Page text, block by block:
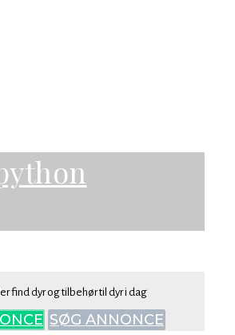
find dyr og tilbehør til dyr i dag
SØG ANNONCE